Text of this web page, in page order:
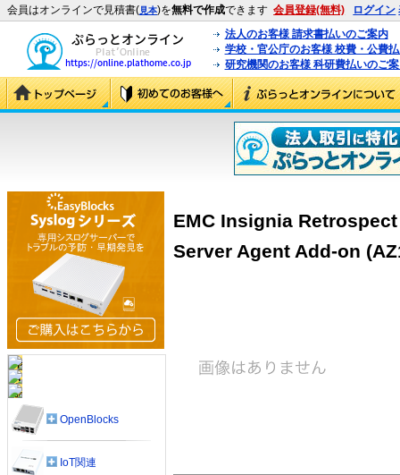
会員はオンラインで見積書(見本)を無料で作成できます 会員登録(無料) ログイン
法人のお客様 請求書払いのご案内
学校・官公庁のお客様 校費・公費
研究機関のお客様 科研費払いのご
EMC Insignia
Server Agent Add-on
OpenBlocks
IoT関連